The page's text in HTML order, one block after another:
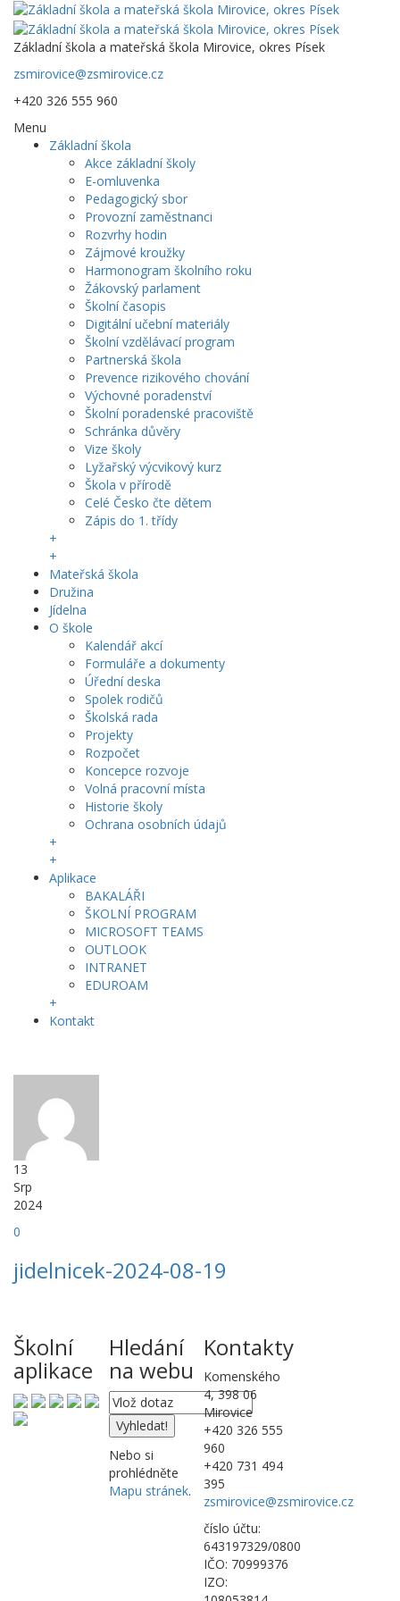
Základní škola a mateřská škola Mirovice, okres Písek
zsmirovice@zsmirovice.cz
+420 326 555 960
Menu
Základní škola
Akce základní školy
E-omluvenka
Pedagogický sbor
Provozní zaměstnanci
Rozvrhy hodin
Zájmové kroužky
Harmonogram školního roku
Žákovský parlament
Školní časopis
Digitální učební materiály
Školní vzdělávací program
Partnerská škola
Prevence rizikového chování
Výchovné poradenství
Školní poradenské pracoviště
Schránka důvěry
Vize školy
Lyžařský výcvikový kurz
Škola v přírodě
Celé Česko čte dětem
Zápis do 1. třídy
+
+
Mateřská škola
Družina
Jídelna
O škole
Kalendář akcí
Formuláře a dokumenty
Úřední deska
Spolek rodičů
Školská rada
Projekty
Rozpočet
Koncepce rozvoje
Volná pracovní místa
Historie školy
Ochrana osobních údajů
+
+
Aplikace
BAKALÁŘI
ŠKOLNÍ PROGRAM
MICROSOFT TEAMS
OUTLOOK
INTRANET
EDUROAM
+
Kontakt
13
Srp
2024
0
jidelnicek-2024-08-19
Školní
aplikace
Hledání
na webu
Nebo si
prohlédněte
Mapu stránek.
Kontakty
Komenského
4, 398 06
Mirovice
+420 326 555
960
+420 731 494
395
zsmirovice@zsmirovice.cz
číslo účtu:
643197329/0800
IČO: 70999376
IZO: